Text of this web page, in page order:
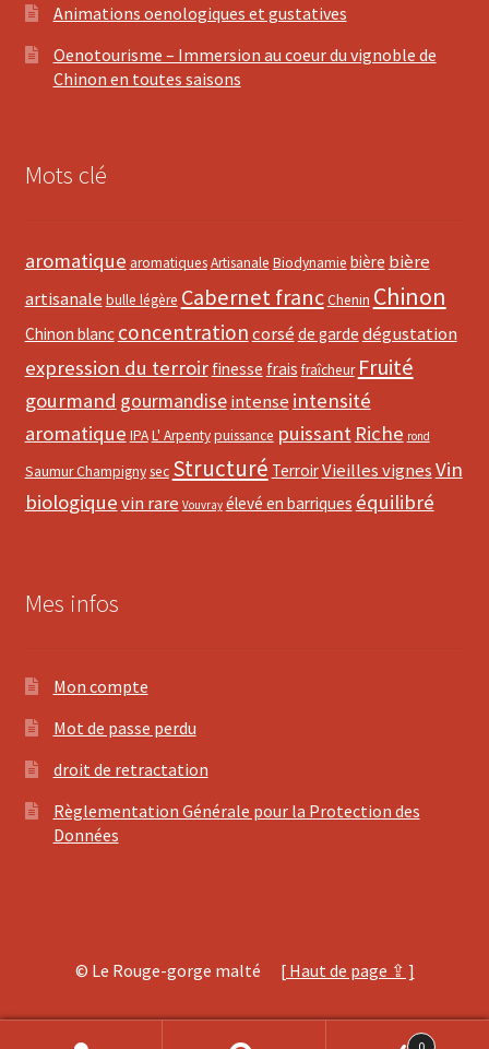
Animations oenologiques et gustatives
Oenotourisme – Immersion au coeur du vignoble de
Chinon en toutes saisons
Mots clé
aromatique aromatiquesArtisanale Biodynamie bière bière
artisanale bulle légère Cabernet francChenin Chinon
Chinon blanc concentrationcorsé de garde dégustation
expression du terroir finesse frais fraîcheur Fruité
gourmand gourmandise intense intensité
aromatique IPAL' Arpentypuissance puissant Riche rond
Saumur Champignysec Structuré TerroirVieilles vignesVin
biologiquevin rare Vouvray élevé en barriques équilibré
Mes infos
Mon compte
Mot de passe perdu
droit de retractation
Règlementation Générale pour la Protection des
Données
© Le Rouge-gorge malté [ Haut de page ⇪ ]